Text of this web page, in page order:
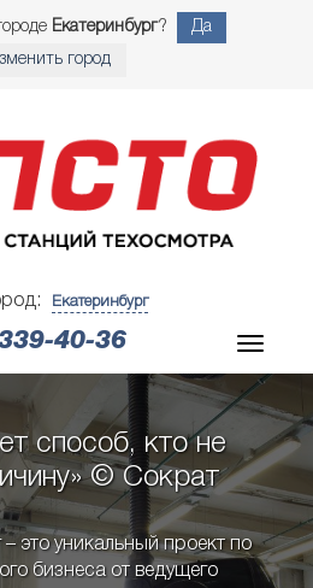
Екатеринбург? Да
город
Екатеринбург
40-36
способ, кто не
© Сократ
это уникальный проект по
бизнеса от ведущего